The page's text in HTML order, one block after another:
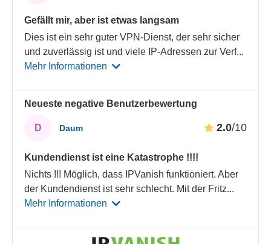
Gefällt mir, aber ist etwas langsam
Dies ist ein sehr guter VPN-Dienst, der sehr sicher
und zuverlässig ist und viele IP-Adressen zur Verf...
Mehr Informationen
Neueste negative Benutzerbewertung
D Daum 2.0/10
Kundendienst ist eine Katastrophe !!!!
Nichts !!! Möglich, dass IPVanish funktioniert. Aber
der Kundendienst ist sehr schlecht. Mit der Fritz...
Mehr Informationen